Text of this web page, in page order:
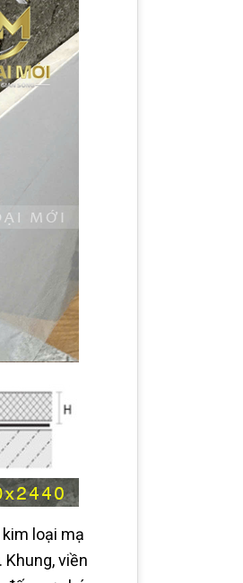
loại mạ
viền